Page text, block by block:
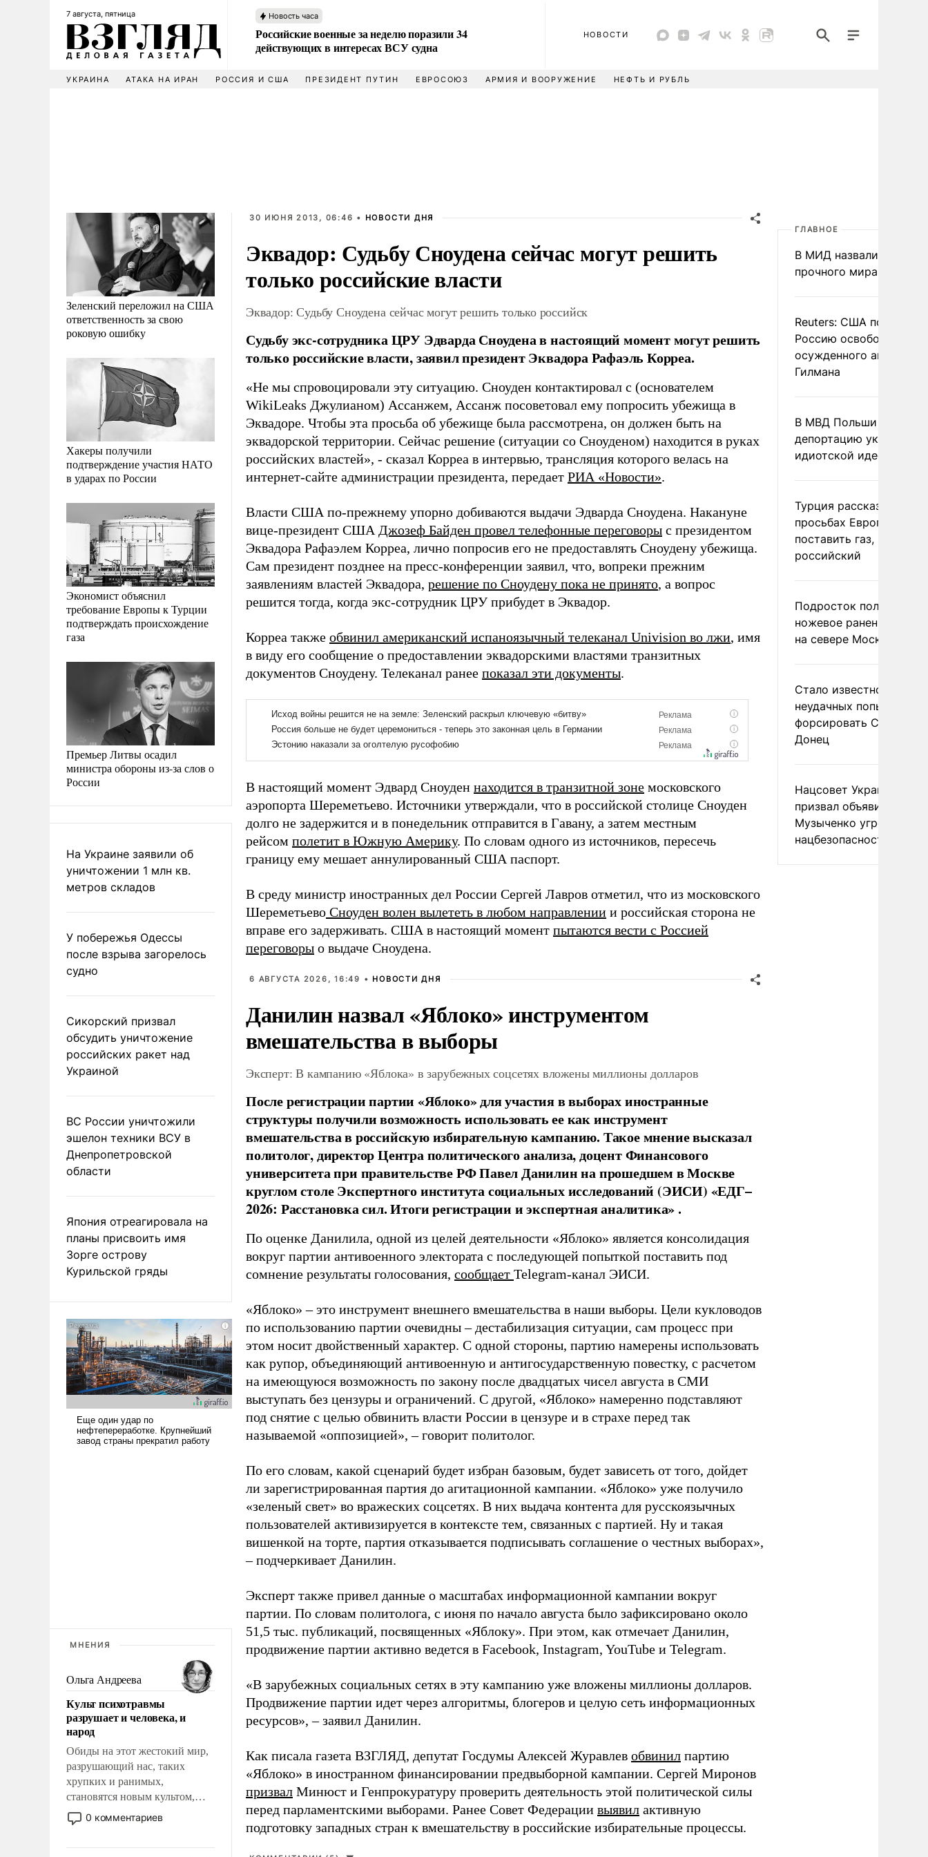
7 августа, пятница Новость часа
Российские военные за неделю поразили 34
действующих в интересах ВСУ судна
НОВОСТИ
УКРАИНА АТАКА НА ИРАН РОССИЯ И США ПРЕЗИДЕНТ ПУТИН ЕВРОСОЮЗ АРМИЯ И ВООРУЖЕНИЕ НЕФТЬ И РУБЛЬ
Зеленский переложил на США
ответственность за свою
роковую ошибку
Хакеры получили
подтверждение участия НАТО
в ударах по России
Экономист объяснил
требование Европы к Турции
подтверждать происхождение
газа
Премьер Литвы осадил
министра обороны из-за слов о
России
На Украине заявили об
уничтожении 1 млн кв.
метров складов
У побережья Одессы
после взрыва загорелось
судно
Сикорский призвал
обсудить уничтожение
российских ракет над
Украиной
ВС России уничтожили
эшелон техники ВСУ в
Днепропетровской
области
Япония отреагировала на
планы присвоить имя
Зорге острову
Курильской гряды
МНЕНИЯ
Ольга Андреева
Культ психотравмы
разрушает и человека, и
народ
Обиды на этот жестокий мир,
разрушающий нас, таких
хрупких и ранимых,
становятся новым культом,
постепенно вытесняя и
отменяя традиционное
0 комментариев
30 ИЮНЯ 2013, 06:46 • НОВОСТИ ДНЯ
Эквадор: Судьбу Сноудена сейчас могут решить
только российские власти
Эквадор: Судьбу Сноудена сейчас могут решить только российск
Судьбу экс-сотрудника ЦРУ Эдварда Сноудена в настоящий момент могут решить
только российские власти, заявил президент Эквадора Рафаэль Корреа.
«Не мы спровоцировали эту ситуацию. Сноуден контактировал с (основателем
WikiLeaks Джулианом) Ассанжем, Ассанж посоветовал ему попросить убежища в
Эквадоре. Чтобы эта просьба об убежище была рассмотрена, он должен быть на
эквадорской территории. Сейчас решение (ситуации со Сноуденом) находится в руках
российских властей», - сказал Корреа в интервью, трансляция которого велась на
интернет-сайте администрации президента, передает РИА «Новости».
Власти США по-прежнему упорно добиваются выдачи Эдварда Сноудена. Накануне
вице-президент США Джозеф Байден провел телефонные переговоры с президентом
Эквадора Рафаэлем Корреа, лично попросив его не предоставлять Сноудену убежища.
Сам президент позднее на пресс-конференции заявил, что, вопреки прежним
заявлениям властей Эквадора, решение по Сноудену пока не принято, а вопрос
решится тогда, когда экс-сотрудник ЦРУ прибудет в Эквадор.
Корреа также обвинил американский испаноязычный телеканал Univision во лжи, имя
в виду его сообщение о предоставлении эквадорскими властями транзитных
документов Сноудену. Телеканал ранее показал эти документы.
В настоящий момент Эдвард Сноуден находится в транзитной зоне московского
аэропорта Шереметьево. Источники утверждали, что в российской столице Сноуден
долго не задержится и в понедельник отправится в Гавану, а затем местным
рейсом полетит в Южную Америку. По словам одного из источников, пересечь
границу ему мешает аннулированный США паспорт.
В среду министр иностранных дел России Сергей Лавров отметил, что из московского
Шереметьево Сноуден волен вылететь в любом направлении и российская сторона не
вправе его задерживать. США в настоящий момент пытаются вести с Россией
переговоры о выдаче Сноудена.
6 АВГУСТА 2026, 16:49 • НОВОСТИ ДНЯ
Данилин назвал «Яблоко» инструментом
вмешательства в выборы
Эксперт: В кампанию «Яблока» в зарубежных соцсетях вложены миллионы долларов
После регистрации партии «Яблоко» для участия в выборах иностранные
структуры получили возможность использовать ее как инструмент
вмешательства в российскую избирательную кампанию. Такое мнение высказал
политолог, директор Центра политического анализа, доцент Финансового
университета при правительстве РФ Павел Данилин на прошедшем в Москве
круглом столе Экспертного института социальных исследований (ЭИСИ) «ЕДГ–
2026: Расстановка сил. Итоги регистрации и экспертная аналитика» .
По оценке Данилила, одной из целей деятельности «Яблоко» является консолидация
вокруг партии антивоенного электората с последующей попыткой поставить под
сомнение результаты голосования, сообщает Telegram-канал ЭИСИ.
«Яблоко» – это инструмент внешнего вмешательства в наши выборы. Цели кукловодов
по использованию партии очевидны – дестабилизация ситуации, сам процесс при
этом носит двойственный характер. С одной стороны, партию намерены использовать
как рупор, объединяющий антивоенную и антигосударственную повестку, с расчетом
на имеющуюся возможность по закону после двадцатых чисел августа в СМИ
выступать без цензуры и ограничений. С другой, «Яблоко» намеренно подставляют
под снятие с целью обвинить власти России в цензуре и в страхе перед так
называемой «оппозицией», – говорит политолог.
По его словам, какой сценарий будет избран базовым, будет зависеть от того, дойдет
ли зарегистрированная партия до агитационной кампании. «Яблоко» уже получило
«зеленый свет» во вражеских соцсетях. В них выдача контента для русскоязычных
пользователей активизируется в контексте тем, связанных с партией. Ну и такая
вишенкой на торте, партия отказывается подписывать соглашение о честных выборах»,
– подчеркивает Данилин.
Эксперт также привел данные о масштабах информационной кампании вокруг
партии. По словам политолога, с июня по начало августа было зафиксировано около
51,5 тыс. публикаций, посвященных «Яблоку». При этом, как отмечает Данилин,
продвижение партии активно ведется в Facebook, Instagram, YouTube и Telegram.
«В зарубежных социальных сетях в эту кампанию уже вложены миллионы долларов.
Продвижение партии идет через алгоритмы, блогеров и целую сеть информационных
ресурсов», – заявил Данилин.
Как писала газета ВЗГЛЯД, депутат Госдумы Алексей Журавлев обвинил партию
«Яблоко» в иностранном финансировании предвыборной кампании. Сергей Миронов
призвал Минюст и Генпрокуратуру проверить деятельность этой политической силы
перед парламентскими выборами. Ранее Совет Федерации выявил активную
подготовку западных стран к вмешательству в российские избирательные процессы.
ГЛАВНОЕ
В МИД назвали условия
прочного мира на
Reuters: США
Россию освободить
осужденного
Гилмана
В МВД Польши назвали
депортацию украинцев
идиотской идеей
Турция рассказала о
просьбах Европы
поставить газ, но не
российский
Подросток получил
ножевое ранение в
на севере Москвы
Стало известно о
неудачных попытках
форсировать
Донец
Нацсовет Украины по
призвал объявить
Музыченко угрозой
нацбезопасности